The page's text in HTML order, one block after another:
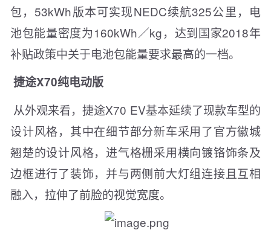
包，53kWh版本可实现NEDC续航325公里，电
池包能量密度为160kWh／kg，达到国家2018年
补贴政策中关于电池包能量要求最高的一档。
捷途X70纯电动版
从外观来看，捷途X70 EV基本延续了现款车型的
设计风格，其中在细节部分新车采用了官方徽城
翘楚的设计风格，进气格栅采用横向镀铬饰条及
边框进行了装饰，并与两侧前大灯组连接且互相
融入，拉伸了前脸的视觉宽度。